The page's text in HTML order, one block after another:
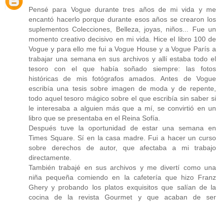
Pensé para Vogue durante tres años de mi vida y me
encantó hacerlo porque durante esos años se crearon los
suplementos Colecciones, Belleza, joyas, niños... Fue un
momento creativo decisivo en mi vida. Hice el libro 100 de
Vogue y para ello me fui a Vogue House y a Vogue París a
trabajar una semana en sus archivos y allí estaba todo el
tesoro con el que había soñado siempre: las fotos
históricas de mis fotógrafos amados. Antes de Vogue
escribía una tesis sobre imagen de moda y de repente,
todo aquel tesoro mágico sobre el que escribía sin saber si
le interesaba a alguien más que a mí, se convirtió en un
libro que se presentaba en el Reina Sofía.
Después tuve la oportunidad de estar una semana en
Times Square. Sí en la casa madre. Fui a hacer un curso
sobre derechos de autor, que afectaba a mi trabajo
directamente.
También trabajé en sus archivos y me divertí como una
niña pequeña comiendo en la cafetería que hizo Franz
Ghery y probando los platos exquisitos que salían de la
cocina de la revista Gourmet y que acaban de ser